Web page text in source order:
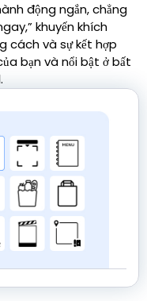
động ngắn, chẳng
khuyến khích
cách và sự kết hợp
bạn và nổi bật ở bất